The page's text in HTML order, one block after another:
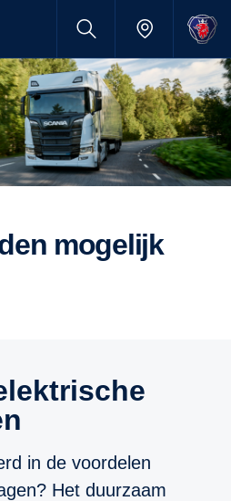
in de voordelen
Het duurzaam